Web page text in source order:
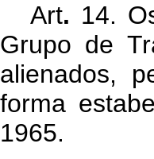
Art. 14.
Grupo de
alienados,
forma
1965.